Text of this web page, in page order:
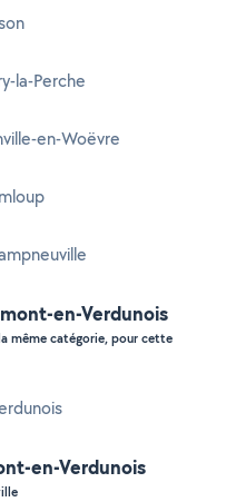
la-Perche
en-Woëvre
en-Verdunois
même catégorie, pour cette
en-Verdunois